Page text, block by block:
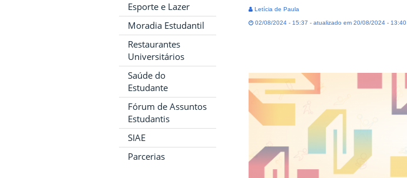
Esporte e Lazer
Moradia Estudantil
Restaurantes
Universitários
Saúde do
Estudante
Fórum de Assuntos
Estudantis
SIAE
Parcerias
Letícia de Paula
02/08/2024 - 15:37 - atualizado em 20/08/2024 - 13:40